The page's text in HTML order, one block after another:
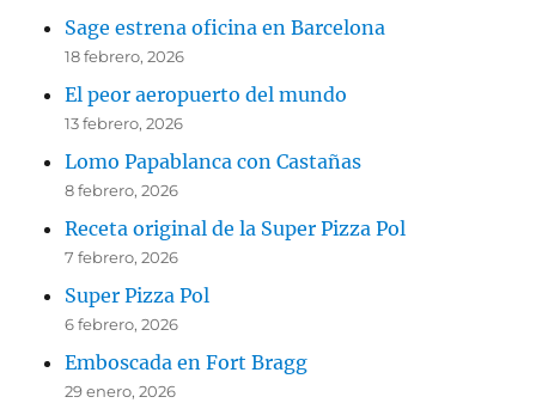
Sage estrena oficina en Barcelona
18 febrero, 2026
El peor aeropuerto del mundo
13 febrero, 2026
Lomo Papablanca con Castañas
8 febrero, 2026
Receta original de la Super Pizza Pol
7 febrero, 2026
Super Pizza Pol
6 febrero, 2026
Emboscada en Fort Bragg
29 enero, 2026